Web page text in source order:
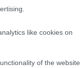
like cookies on
of the website